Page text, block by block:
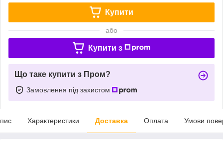
Купити
або
Купити з
Що таке купити з Пром?
Замовлення під захистом
Характеристики Доставка Оплата Умови